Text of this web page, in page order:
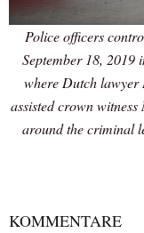
Police officers
September 18, 2019
where Dutch lawyer
assisted crown
around the criminal
KOMMENTARE